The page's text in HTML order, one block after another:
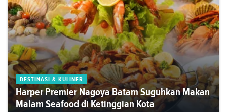
DESTINASI & KULINER
Harper Premier Nagoya Batam Suguhkan Makan
Malam Seafood di Ketinggian Kota